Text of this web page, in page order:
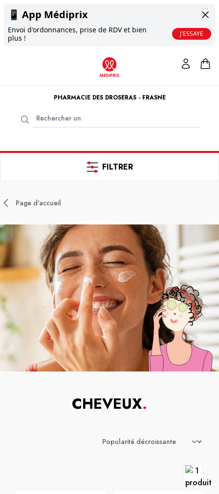
📱 App Médiprix
Envoi d'ordonnances, prise de RDV et bien
plus !
J'ESSAYE
PHARMACIE DES DROSERAS - FRASNE
FILTRER
Page d'accueil
CHEVEUX.